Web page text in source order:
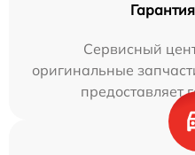
Сервисный
оригинальные
предоставляет